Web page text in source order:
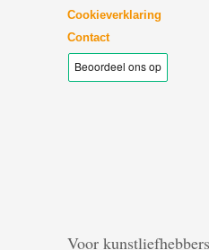
Cookieverklaring
Contact
Voor kunstliefhebbers